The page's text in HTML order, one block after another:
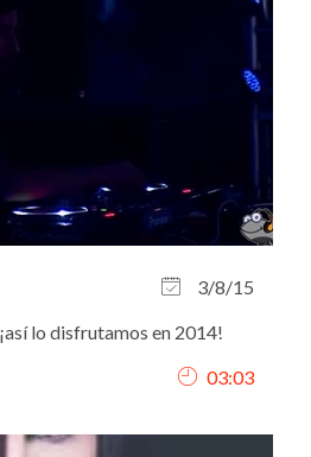
3/8/15
lo disfrutamos en 2014!
03:03